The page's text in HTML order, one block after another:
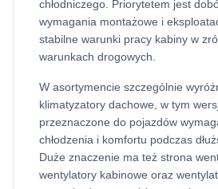
chłodniczego. Priorytetem jest
wymagania montażowe i
stabilne warunki pracy kabiny w
warunkach drogowych.
W asortymencie szczególnie
klimatyzatory dachowe, w tym
przeznaczone do pojazdów
chłodzenia i komfortu podczas
Duże znaczenie ma też strona
wentylatory kabinowe oraz